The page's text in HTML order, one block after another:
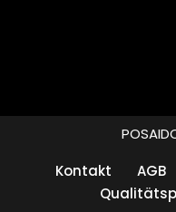
Kontakt
AGB